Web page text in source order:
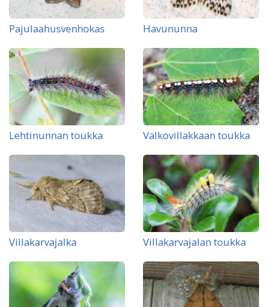
Pajulaahusvenhokas Havununna
Lehtinunnan toukka Valkovillakkaan toukka
Villakarvajalka Villakarvajalan toukka